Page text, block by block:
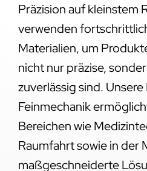
Präzision auf kleinstem
verwenden
Materialien, um
nicht nur präzise,
zuverlässig sind.
Feinmechanik
Bereichen wie
Raumfahrt sowie in der
maßgeschneiderte